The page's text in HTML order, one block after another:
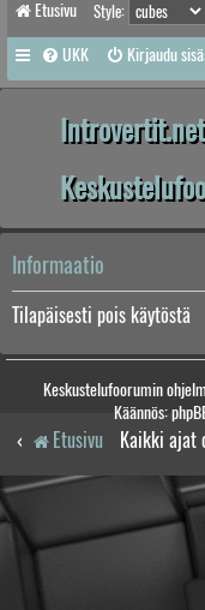
Etusivu Style:
UKK Kirjaudu
Introvertit.net
Informaatio
Tilapäisesti pois käytöstä
Keskustelufoorumin
Käännös:
Etusivu Kaikki ajat